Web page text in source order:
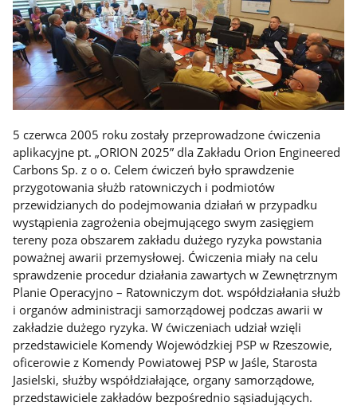
5 czerwca 2005 roku zostały przeprowadzone ćwiczenia
aplikacyjne pt. „ORION 2025” dla Zakładu Orion Engineered
Carbons Sp. z o o. Celem ćwiczeń było sprawdzenie
przygotowania służb ratowniczych i podmiotów
przewidzianych do podejmowania działań w przypadku
wystąpienia zagrożenia obejmującego swym zasięgiem
tereny poza obszarem zakładu dużego ryzyka powstania
poważnej awarii przemysłowej. Ćwiczenia miały na celu
sprawdzenie procedur działania zawartych w Zewnętrznym
Planie Operacyjno – Ratowniczym dot. współdziałania służb
i organów administracji samorządowej podczas awarii w
zakładzie dużego ryzyka. W ćwiczeniach udział wzięli
przedstawiciele Komendy Wojewódzkiej PSP w Rzeszowie,
oficerowie z Komendy Powiatowej PSP w Jaśle, Starosta
Jasielski, służby współdziałające, organy samorządowe,
przedstawiciele zakładów bezpośrednio sąsiadujących.